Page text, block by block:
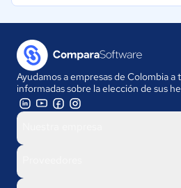
Ayudamos a empresas de Colombia a
informadas sobre la elección de sus